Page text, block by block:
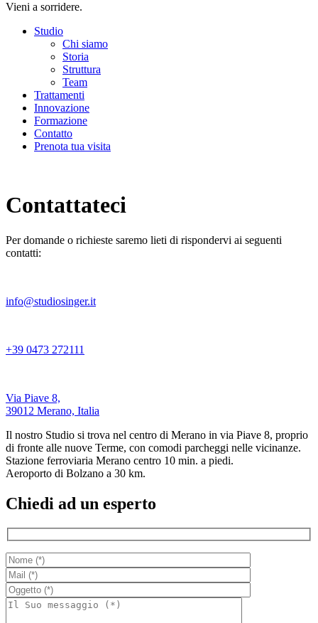
Vieni a sorridere.
Studio
Chi siamo
Storia
Struttura
Team
Trattamenti
Innovazione
Formazione
Contatto
Prenota tua visita
Contattateci
Per domande o richieste saremo lieti di rispondervi ai seguenti
contatti:
info@studiosinger.it
+39 0473 272111
Via Piave 8,
39012 Merano, Italia
Il nostro Studio si trova nel centro di Merano in via Piave 8, proprio
di fronte alle nuove Terme, con comodi parcheggi nelle vicinanze.
Stazione ferroviaria Merano centro 10 min. a piedi.
Aeroporto di Bolzano a 30 km.
Chiedi ad un esperto